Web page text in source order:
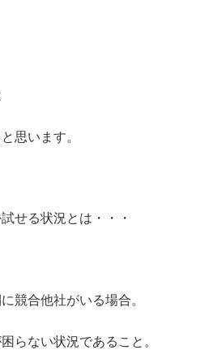
思います。
せる状況とは・・・
競合他社がいる場合。
らない状況であること。